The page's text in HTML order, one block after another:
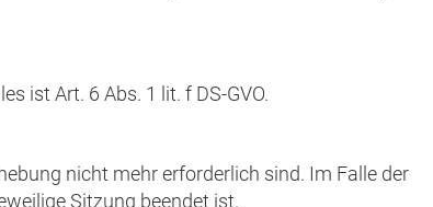
ist Art. 6 Abs. 1 lit. f DS-GVO.
nicht mehr erforderlich sind. Im Falle der
Sitzung beendet ist.